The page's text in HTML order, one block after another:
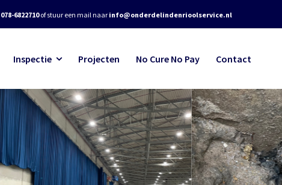
078-6822710of stuur een mail naar info@onderdelindenrioolservice.nl
Inspectie Projecten No Cure No Pay Contact